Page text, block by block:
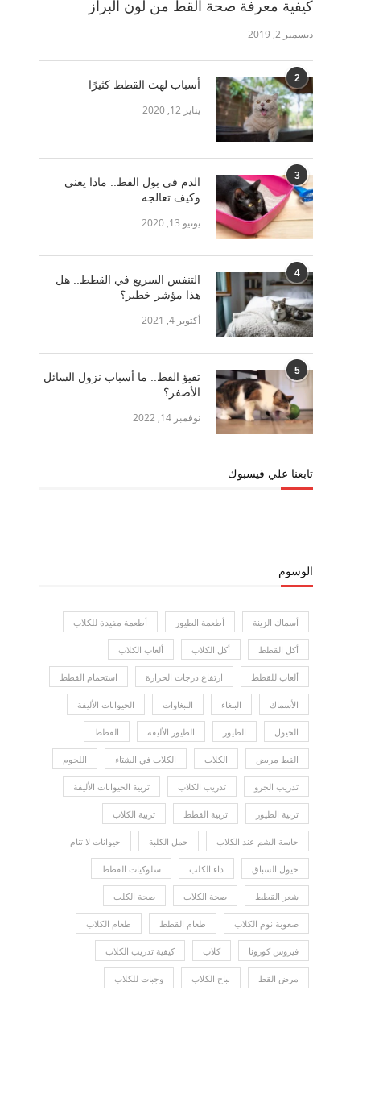
كيفية معرفة صحة القط من لون البراز
ديسمبر 2, 2019
2 أسباب لهث القطط كثيرًا
يناير 12, 2020
3
الدم في بول القط.. ماذا يعني
وكيف تعالجه
يونيو 13, 2020
4
التنفس السريع في القطط.. هل
هذا مؤشر خطير؟
أكتوبر 4, 2021
5
تقيؤ القط.. ما أسباب نزول السائل
الأصفر؟
نوفمبر 14, 2022
تابعنا علي فيسبوك
الوسوم
أسماك الزينة أطعمة الطيور أطعمة مفيدة للكلاب
أكل القطط أكل الكلاب ألعاب الكلاب
ألعاب للقطط ارتفاع درجات الحرارة استحمام القطط
الأسماك الببغاء الببغاوات الحيوانات الأليفة
الخيول الطيور الطيور الأليفة القطط
القط مريض الكلاب الكلاب في الشتاء اللحوم
تدريب الجرو تدريب الكلاب تربية الحيوانات الأليفة
تربية الطيور تربية القطط تربية الكلاب
حاسة الشم عند الكلاب حمل الكلبة حيوانات لا تنام
خيول السباق داء الكلب سلوكيات القطط
شعر القطط صحة الكلاب صحة الكلب
صعوبة نوم الكلاب طعام القطط طعام الكلاب
فيروس كورونا كلاب كيفية تدريب الكلاب
مرض القط نباح الكلاب وجبات للكلاب